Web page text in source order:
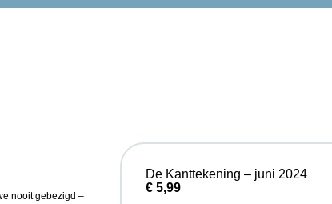
nooit gebezigd –
De Kanttekening – juni 2024
€5,99